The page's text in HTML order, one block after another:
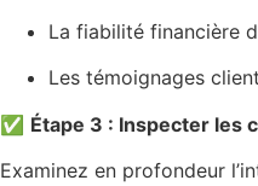
La fiabilité financière
Les témoignages
✅ Étape 3 : Inspecter les
Examinez en profondeur